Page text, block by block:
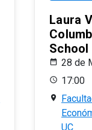
Laura
School
28 de
17:00
UC